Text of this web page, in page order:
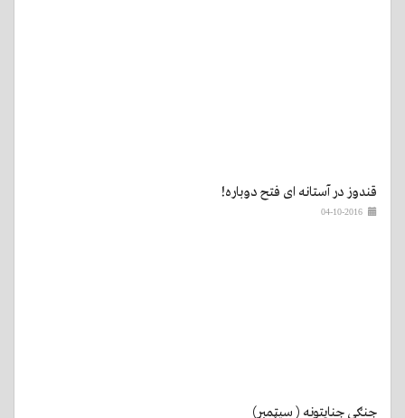
قندوز در آستانه ای فتح دوباره!
04-10-2016
جنګي جنایتونه ( سپټمبر)